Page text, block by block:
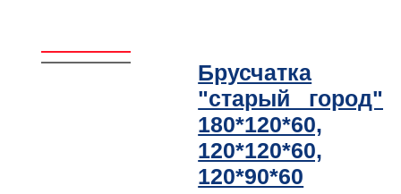
Брусчатка
"старый город"
180*120*60,
120*120*60,
120*90*60